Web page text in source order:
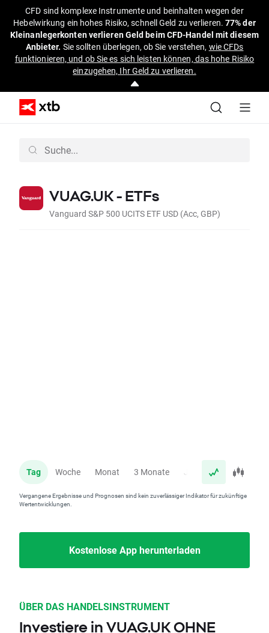
CFD sind komplexe Instrumente und beinhalten wegen der
Hebelwirkung ein hohes Risiko, schnell Geld zu verlieren.77% der
Kleinanlegerkonten verlieren Geld beim CFD-Handel mit diesem
Anbieter. Sie sollten überlegen, ob Sie verstehen, wie CFDs
funktionieren, und ob Sie es sich leisten können, das hohe Risiko
einzugehen, Ihr Geld zu verlieren.
VUAG.UK - ETFs
Vanguard S&P 500 UCITS ETF USD (Acc, GBP)
Tag Woche Monat 3 Monate Jahr
Vergangene Ergebnisse und Prognosen sind kein zuverlässiger Indikator für zukünftige
Wertentwicklungen.
Kostenlose App herunterladen
ÜBER DAS HANDELSINSTRUMENT
Investiere in VUAG.UK OHNE